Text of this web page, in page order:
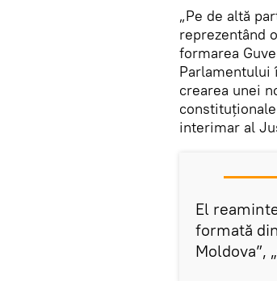
„Pe de altă
reprezentând
formarea
Parlamentului
crearea unei
interimar al
El
formată
Moldova”,